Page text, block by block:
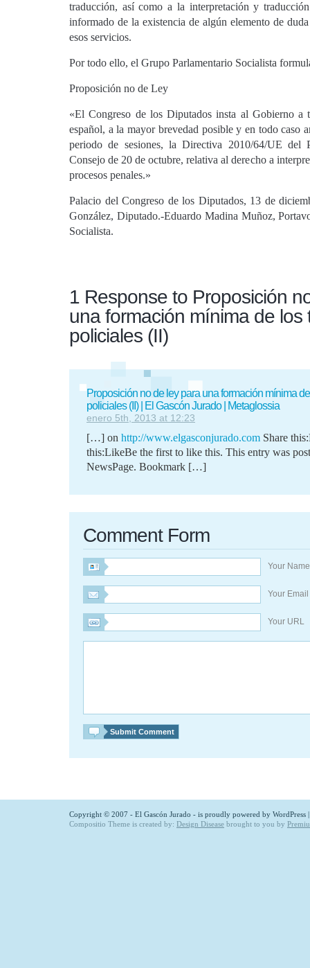
traducción, así como a la interpretación y
informado de la existencia de algún elemento de
esos servicios.
Por todo ello, el Grupo Parlamentario Socialista
Proposición no de Ley
«El Congreso de los Diputados insta al Gobierno a
español, a la mayor brevedad posible y en todo caso
periodo de sesiones, la Directiva 2010/64/UE del
Consejo de 20 de octubre, relativa al derecho a
procesos penales.»
Palacio del Congreso de los Diputados, 13 de
González, Diputado.-Eduardo Madina Muñoz,
Socialista.
1 Response to Proposición
una formación mínima de los
policiales (II)
Proposición no de ley para una formación mínima
policiales (II) | El Gascón Jurado | Metaglossia
enero 5th, 2013 at 12:23
[…] on http://www.elgasconjurado.com Share
this:LikeBe the first to like this. This entry was
NewsPage. Bookmark […]
Comment Form
Your
Your Email
Your URL
Copyright © 2007 - El Gascón Jurado - is proudly powered by WordPress |
Compositio Theme is created by: Design Disease brought to you by